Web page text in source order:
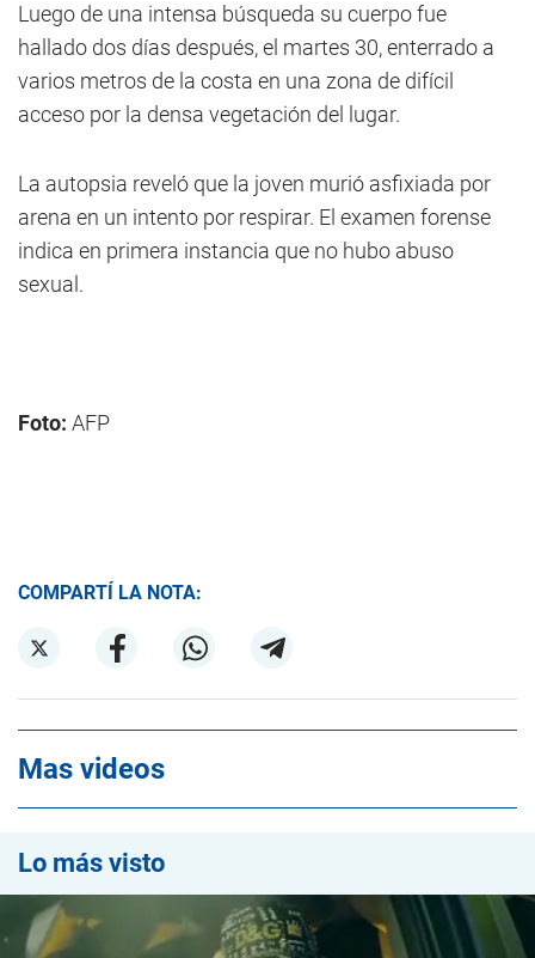
Luego de una intensa búsqueda su cuerpo fue
hallado dos días después, el martes 30, enterrado a
varios metros de la costa en una zona de difícil
acceso por la densa vegetación del lugar.
La autopsia reveló que la joven murió asfixiada por
arena en un intento por respirar. El examen forense
indica en primera instancia que no hubo abuso
sexual.
Foto: AFP
COMPARTÍ LA NOTA:
Mas videos
Lo más visto